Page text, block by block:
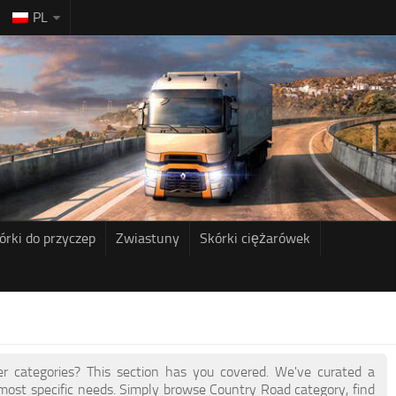
PL
do przyczep Zwiastuny Skórki ciężarówek
This section has you covered. We've curated a
specific needs. Simply browse Country Road category, find